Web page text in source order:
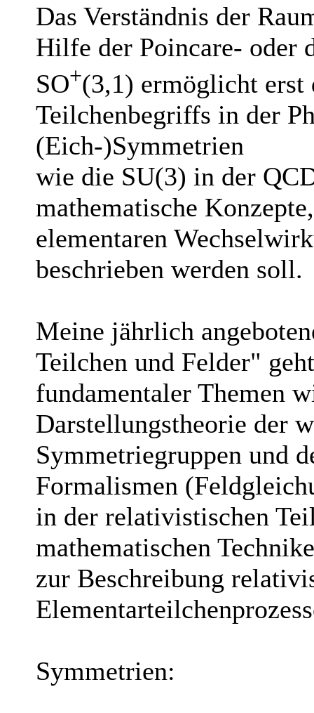
Das Verständnis der
Hilfe der Poincare- oder
SO+(3,1) ermöglicht
Teilchenbegriffs in der
(Eich-)Symmetrien
wie die SU(3) in der
mathematische
elementaren
beschrieben werden soll.
Meine jährlich
Teilchen und Felder"
fundamentaler Themen
Darstellungstheorie der
Symmetriegruppen und
Formalismen
in der relativistischen
mathematischen
zur Beschreibung
Symmetrien: